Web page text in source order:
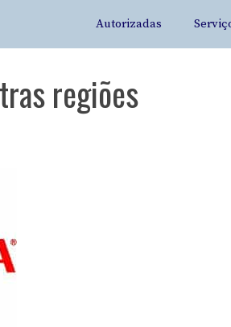
Autorizadas
regiões